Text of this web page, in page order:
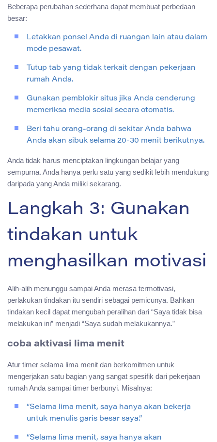
Beberapa perubahan sederhana dapat membuat perbedaan
besar:
Letakkan ponsel Anda di ruangan lain atau dalam
mode pesawat.
Tutup tab yang tidak terkait dengan pekerjaan
rumah Anda.
Gunakan pemblokir situs jika Anda cenderung
memeriksa media sosial secara otomatis.
Beri tahu orang-orang di sekitar Anda bahwa
Anda akan sibuk selama 20-30 menit berikutnya.
Anda tidak harus menciptakan lingkungan belajar yang
sempurna. Anda hanya perlu satu yang sedikit lebih mendukung
daripada yang Anda miliki sekarang.
Langkah 3: Gunakan
tindakan untuk
menghasilkan motivasi
Alih-alih menunggu sampai Anda merasa termotivasi,
perlakukan tindakan itu sendiri sebagai pemicunya. Bahkan
tindakan kecil dapat mengubah peralihan dari “Saya tidak bisa
melakukan ini” menjadi “Saya sudah melakukannya.”
coba aktivasi lima menit
Atur timer selama lima menit dan berkomitmen untuk
mengerjakan satu bagian yang sangat spesifik dari pekerjaan
rumah Anda sampai timer berbunyi. Misalnya:
“Selama lima menit, saya hanya akan bekerja
untuk menulis garis besar saya.”
“Selama lima menit, saya hanya akan